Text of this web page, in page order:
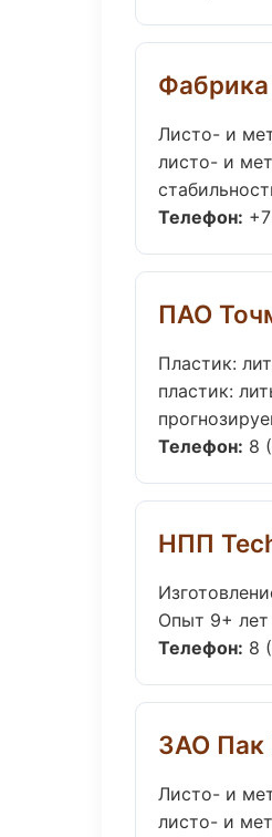
Листо- и
листо- и
Телефон:
ПАО
Пластик:
пластик:
Телефон: 8
НПП
Опыт 9+ лет
Телефон: 8
ЗАО Пак
Листо- и
листо- и